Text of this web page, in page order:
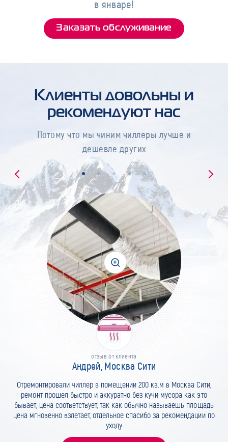
в январе!
Заказать обслуживание
Клиенты довольны и
рекомендуют нас
Потому что мы чиним чиллеры лучше и
дешевле других
отзыв от клиента
Андрей, Москва Сити
Отремонтировали чиллер в помещении 200 кв.м в Москва Сити,
ремонт прошел быстро и аккуратно без кучи мусора как это
бывает, цена соответствует, так как обычно называешь площадь
цена мгновенно взлетает, отдельное спасибо за рекомендации по
уходу